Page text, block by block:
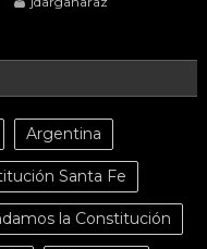
Argentina
Santa Fe
la Constitución